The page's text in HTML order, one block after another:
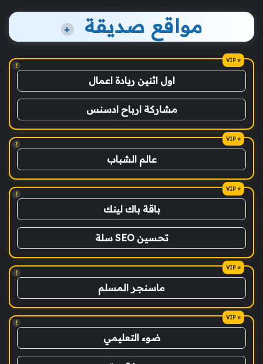
مواقع صديقة +
!
اول اثنين ريادة اعمال
مشاركة ارباح ادسنس
!
عالم الشباب
!
باقة باك لينك
تحسين SEO سلة
!
ماسنجر المسلم
!
ضوء التعليمي